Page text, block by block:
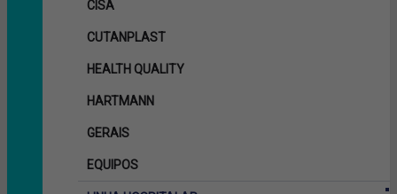
CISA
CUTANPLAST
HEALTH QUALITY
HARTMANN
GERAIS
EQUIPOS